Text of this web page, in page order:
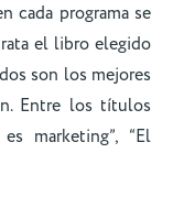
cada programa se
el libro elegido
son los mejores
Entre los títulos
marketing”, “El